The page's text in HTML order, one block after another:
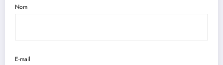
Nom
E-mail